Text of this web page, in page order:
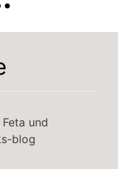
und
blog